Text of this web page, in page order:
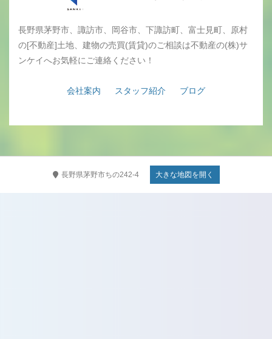
長野県茅野市、諏訪市、岡谷市、下諏訪町、富士見町、原村
の[不動産]土地、建物の売買(賃貸)のご相談は不動産の(株)サ
ンケイへお気軽にご連絡ください！
会社案内 スタッフ紹介 ブログ
長野県茅野市ちの242-4 大きな地図を開く